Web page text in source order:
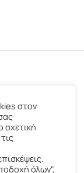
στον
όλων",